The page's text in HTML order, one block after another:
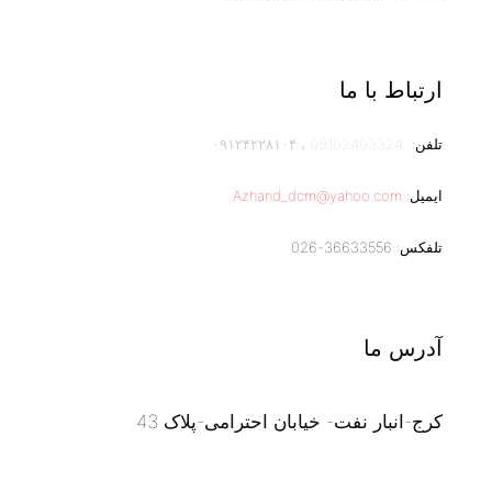
ارتباط با ما
تلفن: 09102403324 ، ۰۹۱۲۴۲۲۸۱۰۴
ایمیل: Azhand_dcm@yahoo.com
تلفکس: 36633556-026
آدرس ما
کرج-انبار نفت- خیابان احترامی-پلاک 43